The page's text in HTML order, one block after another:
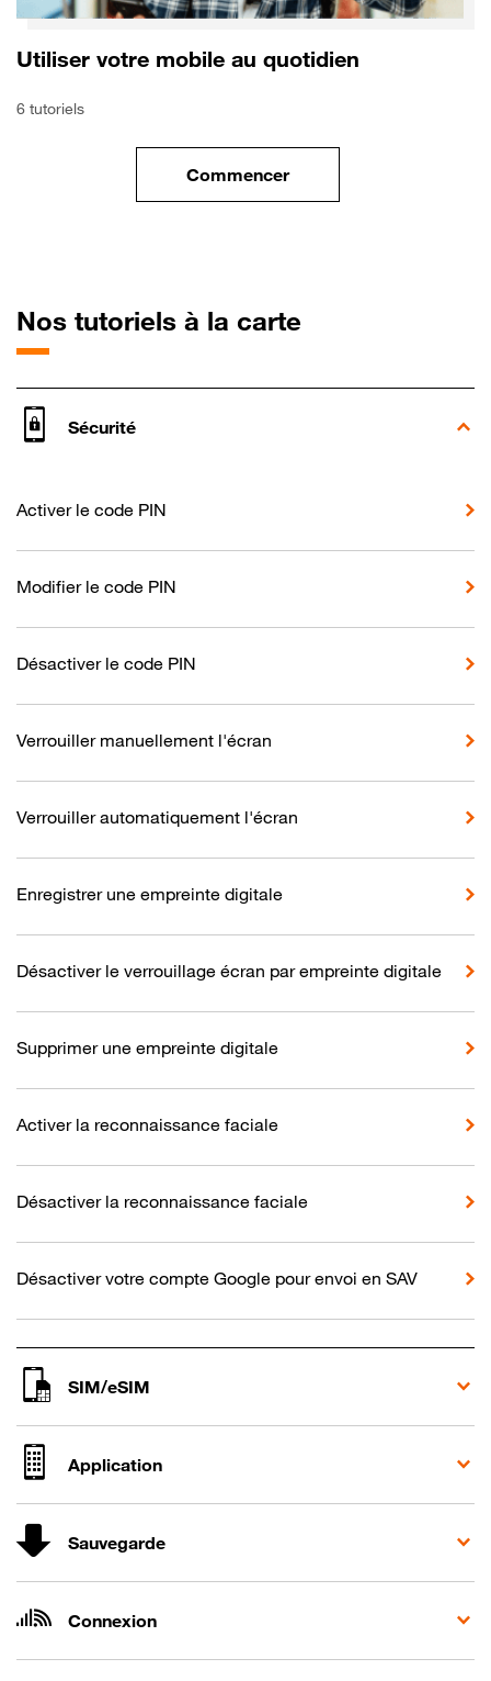
Utiliser votre mobile au quotidien
6 tutoriels
Commencerle tuto pour Utiliser votre
Nos tutoriels à la carte
Sécurité
Activer le code PIN
Modifier le code PIN
Désactiver le code PIN
Verrouiller manuellement l'écran
Verrouiller automatiquement l'écran
Enregistrer une empreinte digitale
Désactiver le verrouillage écran par empreinte digitale
Supprimer une empreinte digitale
Activer la reconnaissance faciale
Désactiver la reconnaissance faciale
Désactiver votre compte Google pour envoi en SAV
SIM/eSIM
Application
Sauvegarde
Connexion